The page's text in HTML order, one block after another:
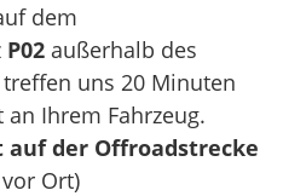
dem
P02 außerhalb des
uns 20 Minuten
Ihrem Fahrzeug.
der Offroadstrecke
Ort)